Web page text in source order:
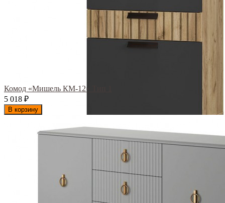
Комод «Мишель КМ-12» Тип 1
5 018 ₽
В корзину